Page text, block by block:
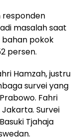
masalah saat
bahan pokok
persen.
Hamzah, justru
survei yang
Fahri
Survei
Tjahaja